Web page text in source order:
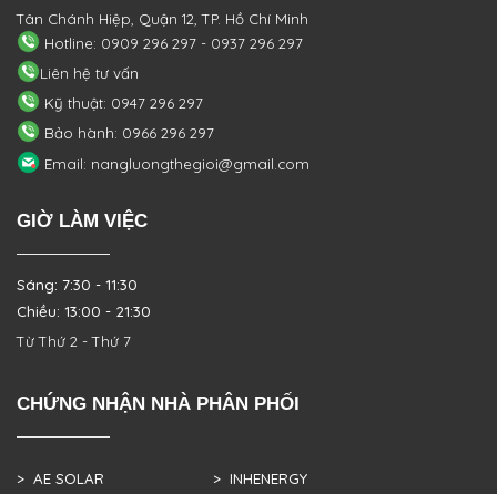
Tân Chánh Hiệp, Quận 12, TP. Hồ Chí Minh
Hotline: 0909 296 297 - 0937 296 297
Liên hệ tư vấn
Kỹ thuật: 0947 296 297
Bảo hành: 0966 296 297
Email: nangluongthegioi@gmail.com
GIỜ LÀM VIỆC
Sáng: 7:30 - 11:30
Chiều: 13:00 - 21:30
Từ Thứ 2 - Thứ 7
CHỨNG NHẬN NHÀ PHÂN PHỐI
> AE SOLAR
> INHENERGY